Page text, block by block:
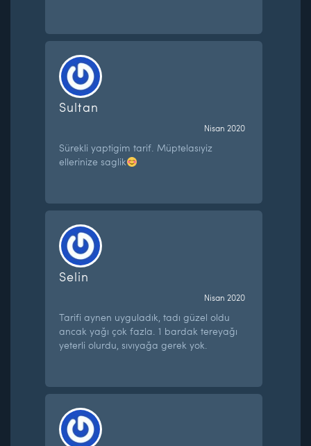
Sultan
Nisan 2020
Sürekli yaptigim tarif. Müptelasıyiz
ellerinize saglik
Selin
Nisan 2020
Tarifi aynen uyguladık, tadı güzel oldu
ancak yağı çok fazla. 1 bardak tereyağı
yeterli olurdu, sıvıyağa gerek yok.